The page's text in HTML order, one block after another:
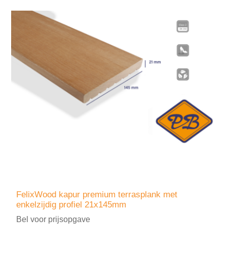
FelixWood kapur premium terrasplank met
enkelzijdig profiel 21x145mm
Bel voor prijsopgave